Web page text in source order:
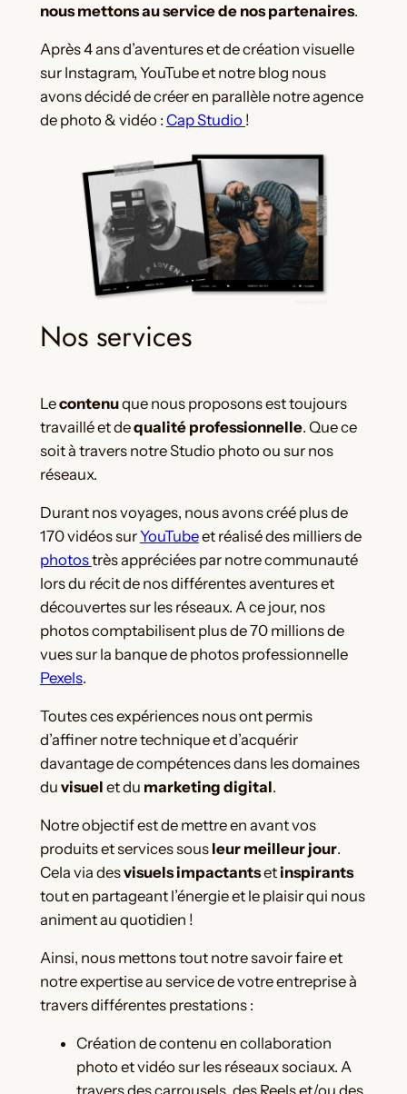
nous mettons au service de nos partenaires.
Après 4 ans d’aventures et de création visuelle
sur Instagram, YouTube et notre blog nous
avons décidé de créer en parallèle notre agence
de photo & vidéo : Cap Studio !
Nos services
Lecontenuque nous proposons est toujours
travaillé et dequalité professionnelle. Que ce
soit à travers notre Studio photo ou sur nos
réseaux.
Durant nos voyages, nous avons créé plus de
170 vidéos surYouTubeet réalisé des milliers de
photostrès appréciées par notre communauté
lors du récit de nos différentes aventures et
découvertes sur les réseaux. A ce jour, nos
photos comptabilisent plus de 70 millions de
vues sur la banque de photos professionnelle
Pexels.
Toutes ces expériences nous ont permis
d’affiner notre technique et d’acquérir
davantage de compétences dans les domaines
du visuel et du marketing digital.
Notre objectif est de mettre en avant vos
produits et services sous leur meilleur jour.
Cela via desvisuels impactantsetinspirants
tout en partageant l’énergie et le plaisir qui nous
animent au quotidien !
Ainsi, nous mettons tout notre savoir faire et
notre expertise au service de votre entreprise à
travers différentes prestations :
Création de contenu en collaboration
photo et vidéo sur les réseaux sociaux. A
travers des carrousels, des Reels et/ou des